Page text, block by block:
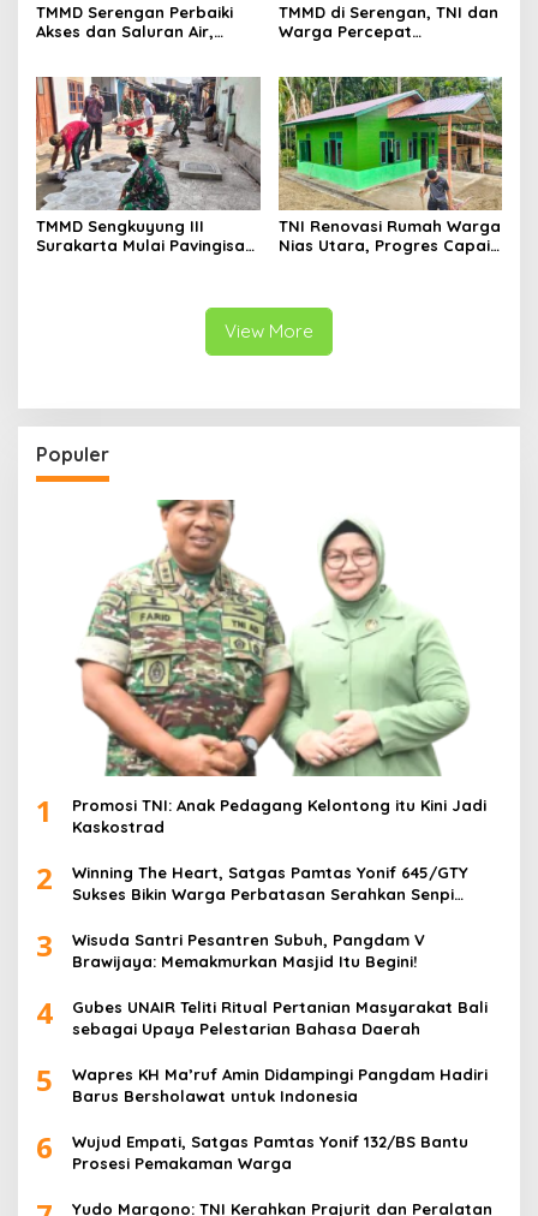
TMMD Serengan Perbaiki
Akses dan Saluran Air,
TMMD di Serengan, TNI dan
Warga Percepat
TMMD Sengkuyung III
Surakarta Mulai Pavingisasi
TNI Renovasi Rumah Warga
Nias Utara, Progres Capai
View More
Populer
1
Promosi TNI: Anak Pedagang Kelontong itu Kini Jadi
Kaskostrad
2
Winning The Heart, Satgas Pamtas Yonif 645/GTY
Sukses Bikin Warga Perbatasan Serahkan Senpi
3
Wisuda Santri Pesantren Subuh, Pangdam V
Brawijaya: Memakmurkan Masjid Itu Begini!
4
Gubes UNAIR Teliti Ritual Pertanian Masyarakat Bali
sebagai Upaya Pelestarian Bahasa Daerah
5
Wapres KH Ma’ruf Amin Didampingi Pangdam Hadiri
Barus Bersholawat untuk Indonesia
6
Wujud Empati, Satgas Pamtas Yonif 132/BS Bantu
Prosesi Pemakaman Warga
Yudo Margono: TNI Kerahkan Prajurit dan Peralatan